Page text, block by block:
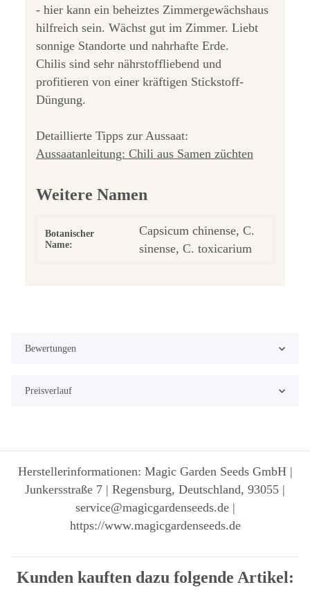
- hier kann ein beheiztes Zimmergewächshaus
hilfreich sein. Wächst gut im Zimmer. Liebt
sonnige Standorte und nahrhafte Erde.
Chilis sind sehr nährstoffliebend und
profitieren von einer kräftigen Stickstoff-
Düngung.
Detaillierte Tipps zur Aussaat:
Aussaatanleitung: Chili aus Samen züchten
Weitere Namen
Botanischer
Name:
Capsicum chinense, C.
sinense, C. toxicarium
Bewertungen
Preisverlauf
Herstellerinformationen: Magic Garden Seeds GmbH |
Junkersstraße 7 | Regensburg, Deutschland, 93055 |
service@magicgardenseeds.de |
https://www.magicgardenseeds.de
Kunden kauften dazu folgende Artikel: